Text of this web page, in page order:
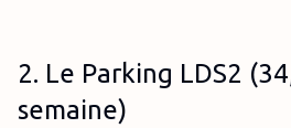
2. Le Parking LDS2
semaine)